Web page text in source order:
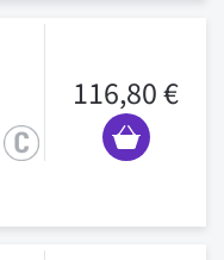
116,80 €